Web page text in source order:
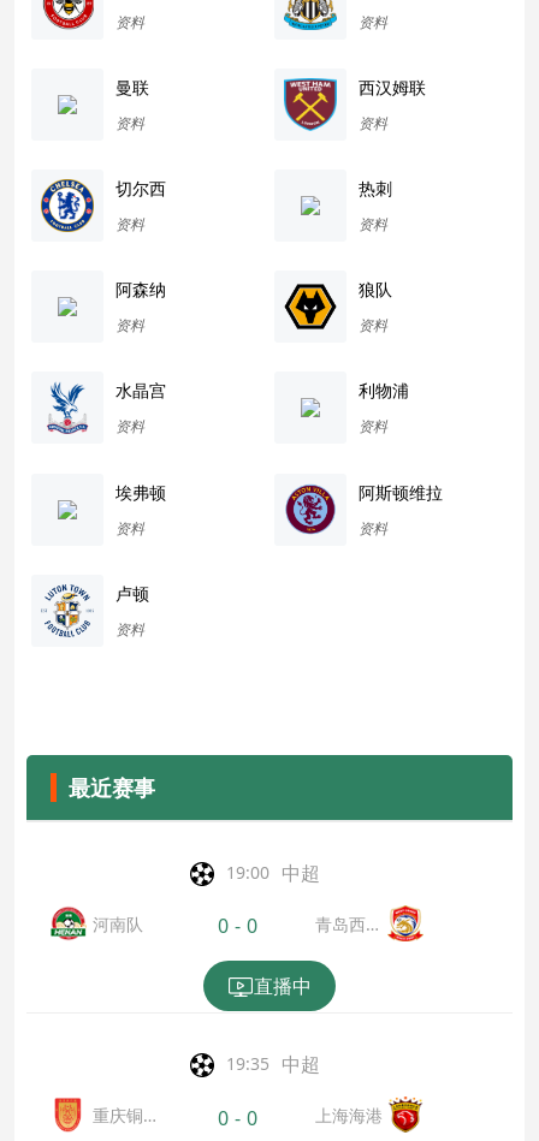
资料 资料
曼联
资料
西汉姆联
资料
切尔西
资料
热刺
资料
阿森纳
资料
狼队
资料
水晶宫
资料
利物浦
资料
埃弗顿
资料
阿斯顿维拉
资料
卢顿
资料
最近赛事
19:00 中超
河南队 0 - 0
青岛西海
直播中
19:35 中超
重庆铜
0 - 0 上海海港